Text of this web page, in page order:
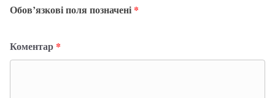
Обов’язкові поля позначені *
Коментар *